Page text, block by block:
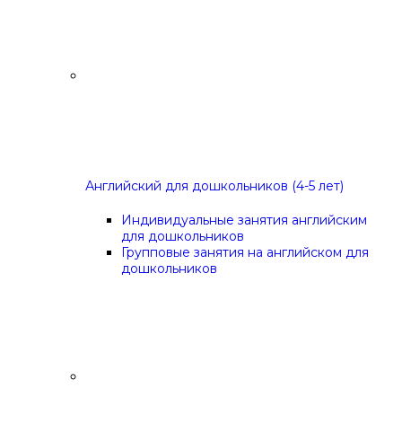
Английский для дошкольников (4-5 лет)
Индивидуальные занятия английским
для дошкольников
Групповые занятия на английском для
дошкольников